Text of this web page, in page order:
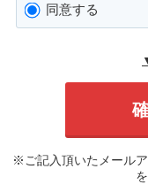
同意する
※ご記入頂いたメール